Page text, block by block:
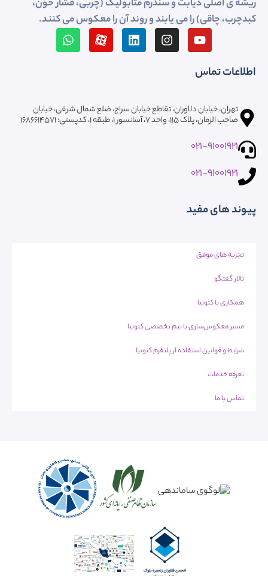
ریشه ی اصلی دیابت و سندرم متابولیک (چربی، فشار خون،
کبدچرب، چاقی) را می یابند و روند آن را معکوس می کنند.
اطلاعات تماس
تهران، خیابان دلاوران، تقاطع خیابان سراج، ضلع شمال شرقی، خیابان
صاحب الزمان، پلاک ۱۱۵، واحد ۷، آسانسور ۱، طبقه 1، کدپستی: ۱۶۸۶۶۱۴۵۷۱
021-91001921
021-91001921
پیوند های مفید
تجربه های موفق
تالار گفتگو
همکاری با کتونیا
مسیر معکوس‌سازی با تیم تخصصی کتونیا
شرایط و قوانین استفاده از پلتفرم کتونیا
تعرفه خدمات
تماس با ما